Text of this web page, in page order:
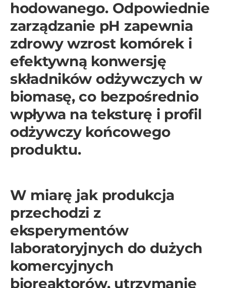
hodowanego. Odpowiednie
zarządzanie pH zapewnia
zdrowy wzrost komórek i
efektywną konwersję
składników odżywczych w
biomasę, co bezpośrednio
wpływa na teksturę i profil
odżywczy końcowego
produktu.
W miarę jak produkcja
przechodzi z
eksperymentów
laboratoryjnych do dużych
komercyjnych
bioreaktorów, utrzymanie